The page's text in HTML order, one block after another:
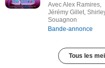
Avec Alex Ramires,
Jérémy Gillet,
Souagnon
Bande-annonce
Tous les